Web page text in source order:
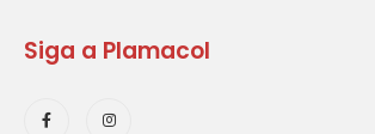
Siga a Plamacol